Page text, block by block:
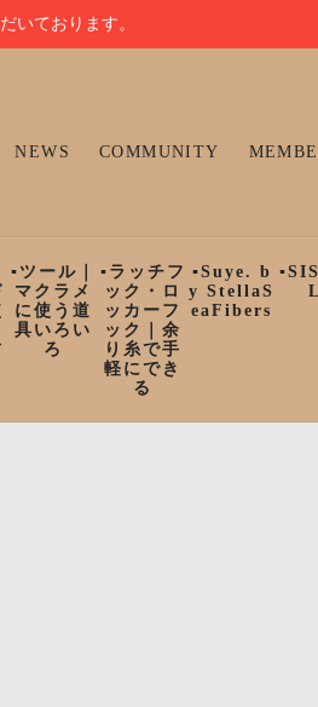
いております。
NEWS COMMUNITY
▪︎ツール｜
マクラメ
に使う道
具いろい
ろ
▪︎ラッチフ
ック・ロ
ッカーフ
ック｜余
り糸で手
軽にでき
る
▪︎Suye. b
y StellaS
eaFibers